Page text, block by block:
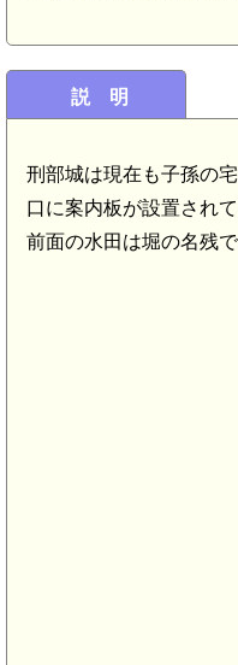
説 明
刑部城は現在も子孫の
口に案内板が設置され
前面の水田は堀の名残で